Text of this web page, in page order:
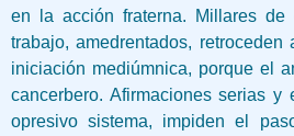
en la acción fraterna. Millares de
trabajo, amedrentados,
iniciación mediúmnica, porque el
cancerbero. Afirmaciones serias y
opresivo sistema, impiden el